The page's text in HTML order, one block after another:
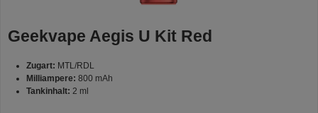
Geekvape Aegis U Kit Red
Zugart: MTL/RDL
Milliampere: 800 mAh
Tankinhalt: 2 ml